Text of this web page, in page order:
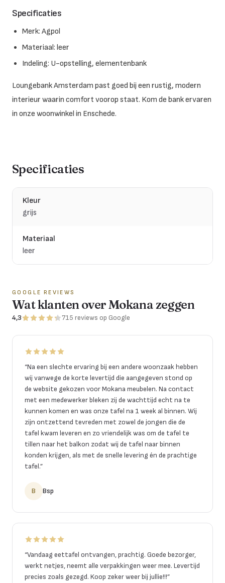
Specificaties
Merk: Agpol
Materiaal: leer
Indeling: U-opstelling, elementenbank
Loungebank Amsterdam past goed bij een rustig, modern
interieur waarin comfort voorop staat. Kom de bank ervaren
in onze woonwinkel in Enschede.
Specificaties
Kleur
grijs
Materiaal
leer
GOOGLE REVIEWS
Wat klanten over Mokana zeggen
4,3 715 reviews op Google
“Na een slechte ervaring bij een andere woonzaak hebben
wij vanwege de korte levertijd die aangegeven stond op
de website gekozen voor Mokana meubelen. Na contact
met een medewerker bleken zij de wachttijd echt na te
kunnen komen en was onze tafel na 1 week al binnen. Wij
zijn ontzettend tevreden met zowel de jongen die de
tafel kwam leveren en zo vriendelijk was om de tafel te
tillen naar het balkon zodat wij de tafel naar binnen
konden krijgen, als met de snelle levering én de prachtige
tafel.”
B Bsp
“Vandaag eettafel ontvangen, prachtig. Goede bezorger,
werkt netjes, neemt alle verpakkingen weer mee. Levertijd
precies zoals gezegd. Koop zeker weer bij jullie!!!”